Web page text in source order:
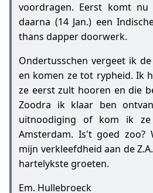
voordragen. Eerst komt nu
daarna (14 Jan.) een
thans dapper doorwerk.
Ondertusschen vergeet ik
en komen ze tot rypheid. Ik
ze eerst zult hooren en die
Zoodra ik klaar ben
uitnoodiging of kom ik
Amsterdam. Is't goed zoo?
mijn verkleefdheid aan de
hartelykste groeten.
Em. Hullebroeck